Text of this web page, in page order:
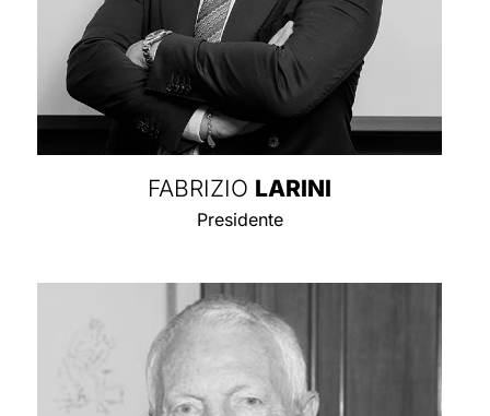
FABRIZIO LARINI
Presidente